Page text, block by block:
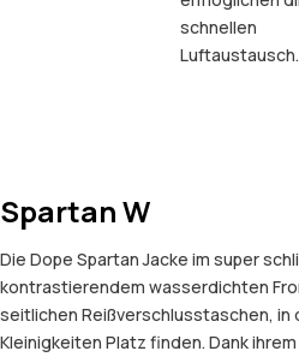
schnellen
Luftaustausch.
Spartan W
Die Dope Spartan Jacke im super
kontrastierendem wasserdichten
seitlichen Reißverschlusstaschen, in
Kleinigkeiten Platz finden. Dank